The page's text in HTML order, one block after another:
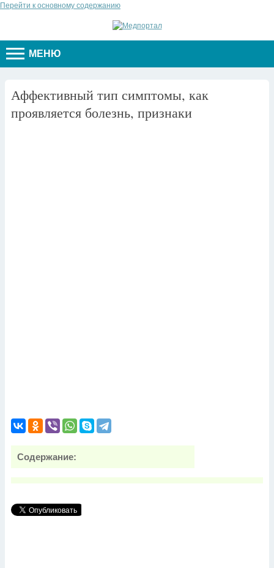
Перейти к основному содержанию
МЕНЮ
Аффективный тип симптомы, как
проявляется болезнь, признаки
Содержание: